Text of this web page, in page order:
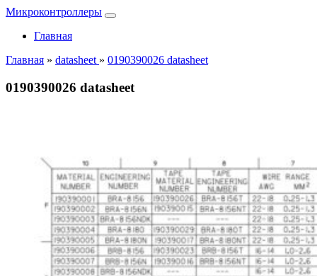
Микроконтроллеры
Главная
Главная » datasheet » 0190390026 datasheet
0190390026 datasheet